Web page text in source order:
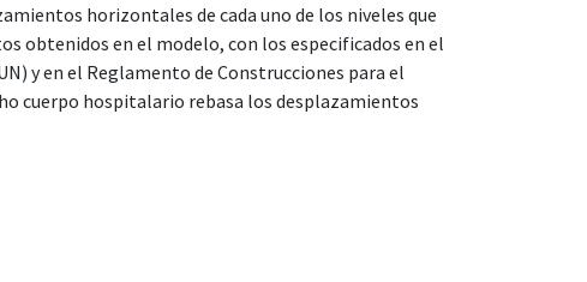
horizontales de cada uno de los niveles que
obtenidos en el modelo, con los especificados en el
y en el Reglamento de Construcciones para el
cuerpo hospitalario rebasa los desplazamientos